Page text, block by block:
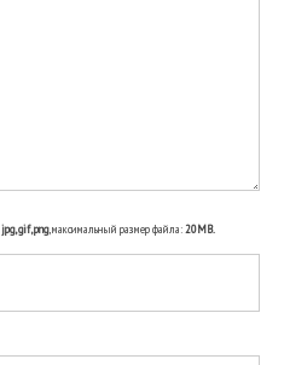
jpg, gif, png, максимальный размер файла: 20MB.